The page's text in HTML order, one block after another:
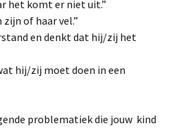
het komt er niet uit.”
of haar vel.”
en denkt dat hij/zij het
hij/zij moet doen in een
problematiek die jouw kind